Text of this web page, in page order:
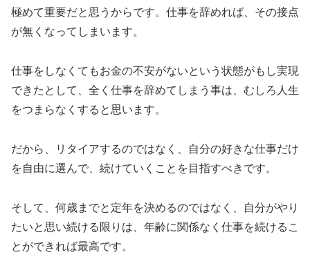
極めて重要だと思うからです。仕事を辞めれば、その接点
が無くなってしまいます。
仕事をしなくてもお金の不安がないという状態がもし実現
できたとして、全く仕事を辞めてしまう事は、むしろ人生
をつまらなくすると思います。
だから、リタイアするのではなく、自分の好きな仕事だけ
を自由に選んで、続けていくことを目指すべきです。
そして、何歳までと定年を決めるのではなく、自分がやり
たいと思い続ける限りは、年齢に関係なく仕事を続けるこ
とができれば最高です。